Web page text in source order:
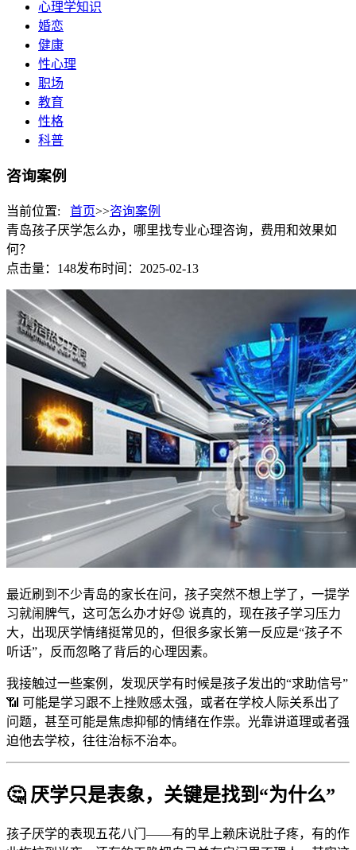
心理学知识
婚恋
健康
性心理
职场
教育
性格
科普
咨询案例
当前位置: 首页>>咨询案例
青岛孩子厌学怎么办，哪里找专业心理咨询，费用和效果如
何？
点击量：148发布时间：2025-02-13
最近刷到不少青岛的家长在问，孩子突然不想上学了，一提学
习就闹脾气，这可怎么办才好😟 说真的，现在孩子学习压力
大，出现厌学情绪挺常见的，但很多家长第一反应是“孩子不
听话”，反而忽略了背后的心理因素。
我接触过一些案例，发现厌学有时候是孩子发出的“求助信号”
📶 可能是学习跟不上挫败感太强，或者在学校人际关系出了
问题，甚至可能是焦虑抑郁的情绪在作祟。光靠讲道理或者强
迫他去学校，往往治标不治本。
🤔 厌学只是表象，关键是找到“为什么”
孩子厌学的表现五花八门——有的早上赖床说肚子疼，有的作